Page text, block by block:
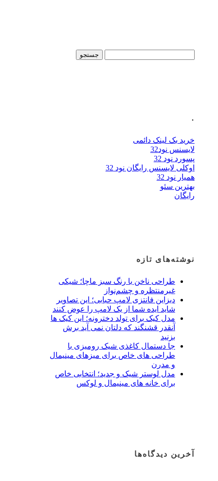
خرید بک لینک دائمی
لایسنس نود32
پسورد نود 32
اوکلی لایسنس رایگان نود 32
همیار نود 32
بهترین سئو
رایگان
نوشته‌های تازه
طراحی ناخن با رنگ سبز ماچا؛ شیکی
غیرمنتظره و چشم‌نواز
دیزاین فانتزی لامپ حبابی؛ این تصاویر
شاید ایده شما از یک لامپ را عوض کنند
مدل کیک برای تولد دخترونه؛ این کیک ها
آنقدر قشنگند که دلتان نمی آید برش
بزنید
جا دستمال کاغذی شیک رومیزی با
طراحی های خاص برای میزهای مینیمال
و مدرن
مدل لوستر شیک و جدید؛ انتخابی خاص
برای خانه های مینیمال و لوکس
آخرین دیدگاه‌ها